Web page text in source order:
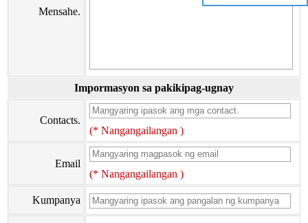
Mensahe.
Impormasyon sa pakikipag-ugnay
Contacts.
(* Nangangailangan )
Email
(* Nangangailangan )
Kumpanya